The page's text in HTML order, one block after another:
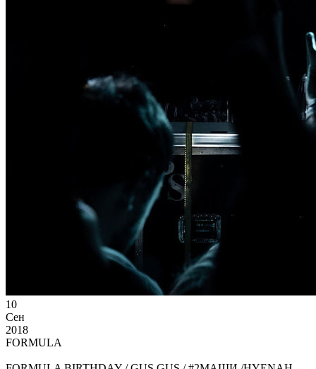
10
Сен
2018
FORMULA